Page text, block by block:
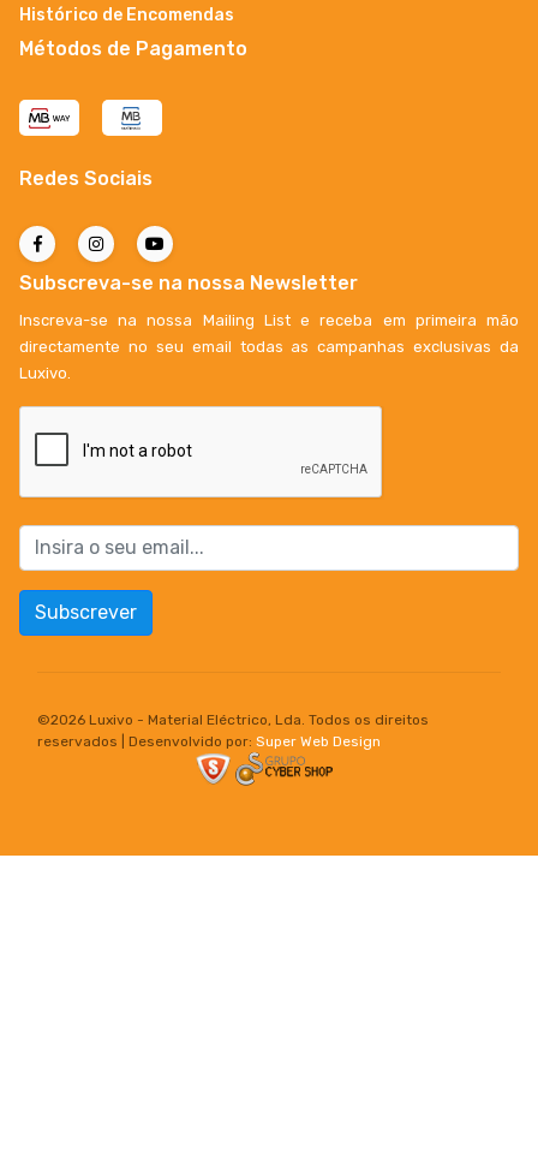
Histórico de Encomendas
Métodos de Pagamento
Redes Sociais
Subscreva-se na nossa Newsletter
Inscreva-se na nossa Mailing List e receba em primeira mão
directamente no seu email todas as campanhas exclusivas da
Luxivo.
Subscrever
©2026 Luxivo - Material Eléctrico, Lda. Todos os direitos
reservados | Desenvolvido por: Super Web Design